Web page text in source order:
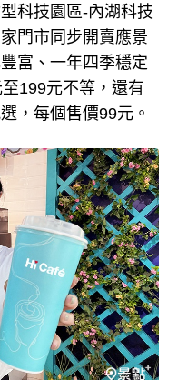
科技園區-內湖科技
門市同步開賣應景
富、一年四季穩定
199元不等，還有
，每個售價99元。